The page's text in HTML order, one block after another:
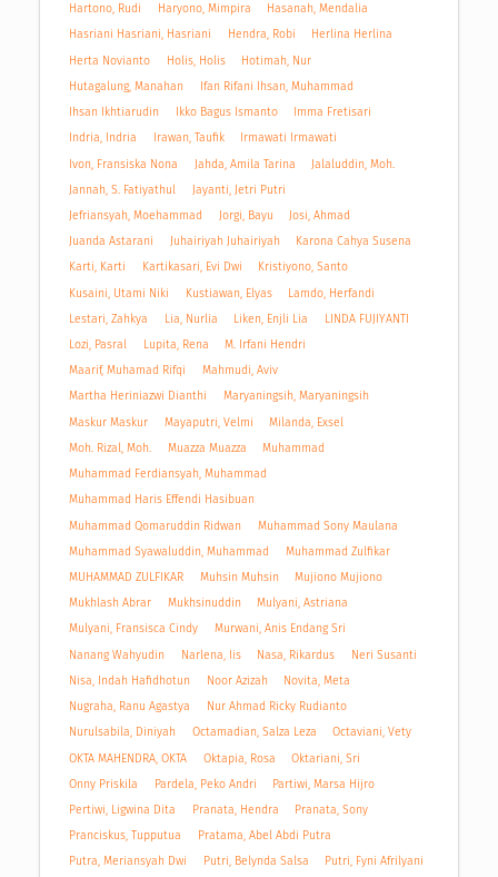
Hartono, Rudi
Haryono, Mimpira
Hasanah, Mendalia
Hasriani Hasriani, Hasriani
Hendra, Robi
Herlina Herlina
Herta Novianto
Holis, Holis
Hotimah, Nur
Hutagalung, Manahan
Ifan Rifani Ihsan, Muhammad
Ihsan Ikhtiarudin
Ikko Bagus Ismanto
Imma Fretisari
Indria, Indria
Irawan, Taufik
Irmawati Irmawati
Ivon, Fransiska Nona
Jahda, Amila Tarina
Jalaluddin, Moh.
Jannah, S. Fatiyathul
Jayanti, Jetri Putri
Jefriansyah, Moehammad
Jorgi, Bayu
Josi, Ahmad
Juanda Astarani
Juhairiyah Juhairiyah
Karona Cahya Susena
Karti, Karti
Kartikasari, Evi Dwi
Kristiyono, Santo
Kusaini, Utami Niki
Kustiawan, Elyas
Lamdo, Herfandi
Lestari, Zahkya
Lia, Nurlia Liken, Enjli Lia
LINDA FUJIYANTI
Lozi, Pasral
Lupita, Rena
M. Irfani Hendri
Maarif, Muhamad Rifqi
Mahmudi, Aviv
Martha Heriniazwi Dianthi
Maryaningsih, Maryaningsih
Maskur Maskur
Mayaputri, Velmi
Milanda, Exsel
Moh. Rizal, Moh.
Muazza Muazza
Muhammad
Muhammad Ferdiansyah, Muhammad
Muhammad Haris Effendi Hasibuan
Muhammad Qomaruddin Ridwan
Muhammad Sony Maulana
Muhammad Syawaluddin, Muhammad
Muhammad Zulfikar
MUHAMMAD ZULFIKAR
Muhsin Muhsin
Mujiono Mujiono
Mukhlash Abrar
Mukhsinuddin
Mulyani, Astriana
Mulyani, Fransisca Cindy
Murwani, Anis Endang Sri
Nanang Wahyudin
Narlena, Iis Nasa, Rikardus
Neri Susanti
Nisa, Indah Hafidhotun
Noor Azizah
Novita, Meta
Nugraha, Ranu Agastya
Nur Ahmad Ricky Rudianto
Nurulsabila, Diniyah
Octamadian, Salza Leza
Octaviani, Vety
OKTA MAHENDRA, OKTA
Oktapia, Rosa
Oktariani, Sri
Onny Priskila
Pardela, Peko Andri
Partiwi, Marsa Hijro
Pertiwi, Ligwina Dita
Pranata, Hendra
Pranata, Sony
Pranciskus, Tupputua
Pratama, Abel Abdi Putra
Putra, Meriansyah Dwi
Putri, Belynda Salsa
Putri, Fyni Afrilyani